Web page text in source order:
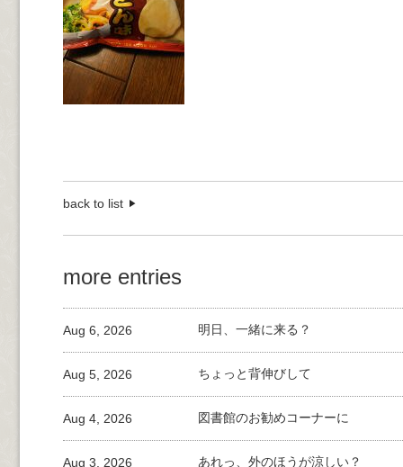
back to list
more entries
明日、一緒に来る？
Aug 6, 2026
ちょっと背伸びして
Aug 5, 2026
図書館のお勧めコーナーに
Aug 4, 2026
あれっ、外のほうが涼しい？
Aug 3, 2026